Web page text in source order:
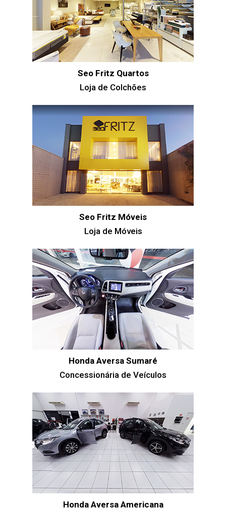
Seo Fritz Quartos
Loja de Colchões
Seo Fritz Móveis
Loja de Móveis
Honda Aversa Sumaré
Concessionária de Veículos
Honda Aversa Americana